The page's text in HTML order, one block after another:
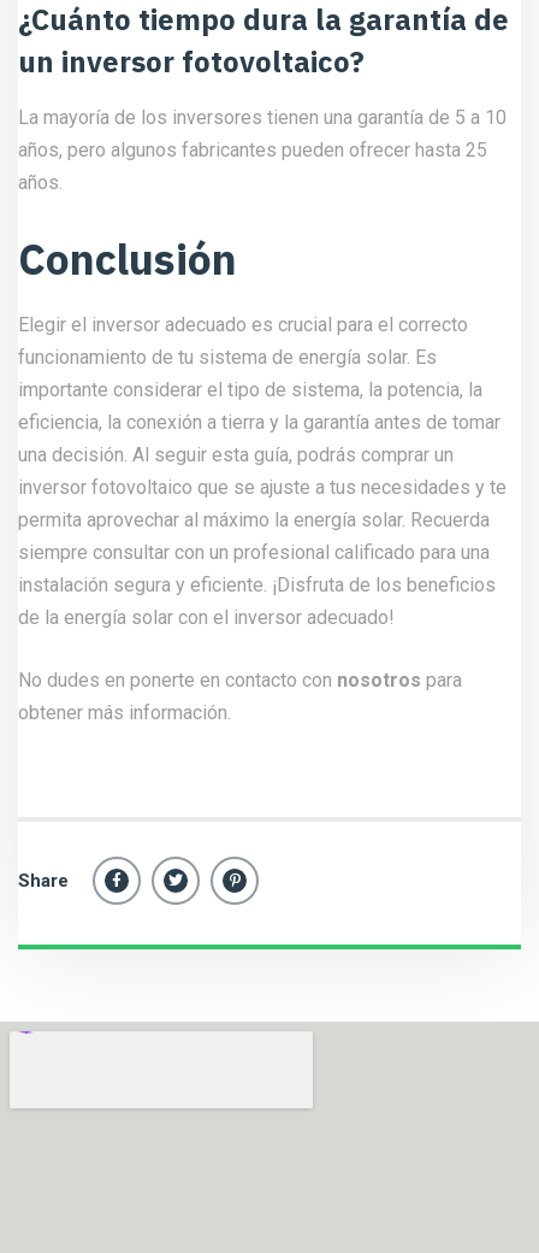
¿Cuánto tiempo dura la garantía de
un inversor fotovoltaico?
La mayoría de los inversores tienen una garantía de 5 a 10
años, pero algunos fabricantes pueden ofrecer hasta 25
años.
Conclusión
Elegir el inversor adecuado es crucial para el correcto
funcionamiento de tu sistema de energía solar. Es
importante considerar el tipo de sistema, la potencia, la
eficiencia, la conexión a tierra y la garantía antes de tomar
una decisión. Al seguir esta guía, podrás comprar un
inversor fotovoltaico que se ajuste a tus necesidades y te
permita aprovechar al máximo la energía solar. Recuerda
siempre consultar con un profesional calificado para una
instalación segura y eficiente. ¡Disfruta de los beneficios
de la energía solar con el inversor adecuado!
No dudes en ponerte en contacto con nosotros para
obtener más información.
Share